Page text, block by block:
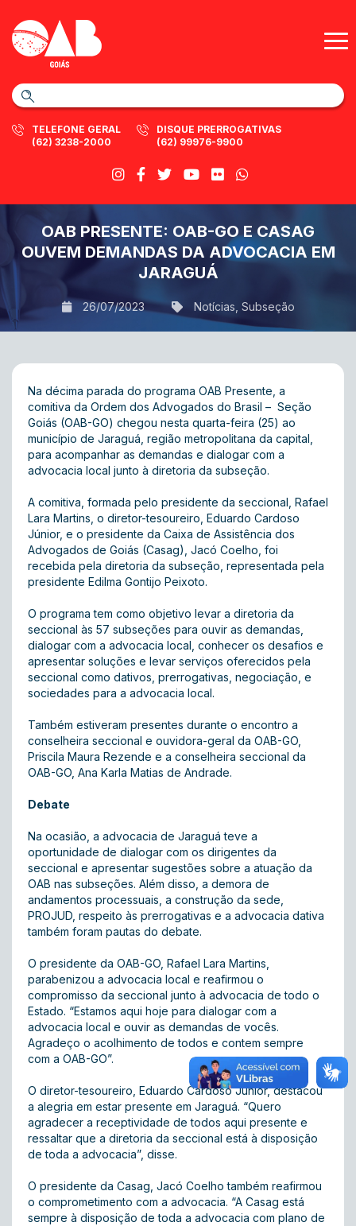
TELEFONE GERAL
(62) 3238-2000
DISQUE PRERROGATIVAS
(62) 99976-9900
OAB PRESENTE: OAB-GO E CASAG
OUVEM DEMANDAS DA ADVOCACIA EM
JARAGUÁ
26/07/2023 Notícias Subseção
Na décima parada do programa OAB Presente, a
comitiva da Ordem dos Advogados do Brasil – Seção
Goiás (OAB-GO) chegou nesta quarta-feira (25) ao
município de Jaraguá, região metropolitana da capital,
para acompanhar as demandas e dialogar com a
advocacia local junto à diretoria da subseção.
A comitiva, formada pelo presidente da seccional, Rafael
Lara Martins, o diretor-tesoureiro, Eduardo Cardoso
Júnior, e o presidente da Caixa de Assistência dos
Advogados de Goiás (Casag), Jacó Coelho, foi
recebida pela diretoria da subseção, representada pela
presidente Edilma Gontijo Peixoto.
O programa tem como objetivo levar a diretoria da
seccional às 57 subseções para ouvir as demandas,
dialogar com a advocacia local, conhecer os desafios e
apresentar soluções e levar serviços oferecidos pela
seccional como dativos, prerrogativas, negociação, e
sociedades para a advocacia local.
Também estiveram presentes durante o encontro a
conselheira seccional e ouvidora-geral da OAB-GO,
Priscila Maura Rezende e a conselheira seccional da
OAB-GO, Ana Karla Matias de Andrade.
Debate
Na ocasião, a advocacia de Jaraguá teve a
oportunidade de dialogar com os dirigentes da
seccional e apresentar sugestões sobre a atuação da
OAB nas subseções. Além disso, a demora de
andamentos processuais, a construção da sede,
PROJUD, respeito às prerrogativas e a advocacia dativa
também foram pautas do debate.
O presidente da OAB-GO, Rafael Lara Martins,
parabenizou a advocacia local e reafirmou o
compromisso da seccional junto à advocacia de todo o
Estado. “Estamos aqui hoje para dialogar com a
advocacia local e ouvir as demandas de vocês.
Agradeço o acolhimento de todos e contem sempre
com a OAB-GO”.
O diretor-tesoureiro, Eduardo Cardoso Júnior, destacou
a alegria em estar presente em Jaraguá. “Quero
agradecer a receptividade de todos aqui presente e
ressaltar que a diretoria da seccional está à disposição
de toda a advocacia”, disse.
O presidente da Casag, Jacó Coelho também reafirmou
o comprometimento com a advocacia. “A Casag está
sempre à disposição de toda a advocacia com plano de